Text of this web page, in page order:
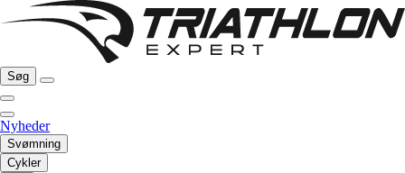
Søg
Nyheder
Svømning
Cykler